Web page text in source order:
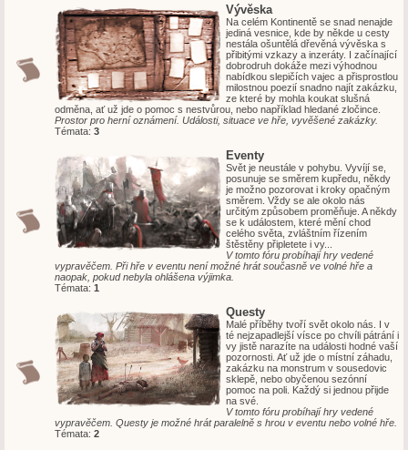
Vývěska
Na celém Kontinentě se snad nenajde
jediná vesnice, kde by někde u cesty
nestála ošuntělá dřevěná vývěska s
přibitými vzkazy a inzeráty. I začínající
dobrodruh dokáže mezi výhodnou
nabídkou slepičích vajec a přisprostlou
milostnou poezií snadno najít zakázku,
ze které by mohla koukat slušná
odměna, ať už jde o pomoc s nestvůrou, nebo například hledané zločince.
Prostor pro herní oznámení. Události, situace ve hře, vyvěšené zakázky.
Témata: 3
Eventy
Svět je neustále v pohybu. Vyvíjí se,
posunuje se směrem kupředu, někdy
je možno pozorovat i kroky opačným
směrem. Vždy se ale okolo nás
určitým způsobem proměňuje. A někdy
se k událostem, které mění chod
celého světa, zvláštním řízením
štěstěny připletete i vy...
V tomto fóru probíhají hry vedené
vypravěčem. Při hře v eventu není možné hrát současně ve volné hře a
naopak, pokud nebyla ohlášena výjimka.
Témata: 1
Questy
Malé příběhy tvoří svět okolo nás. I v
té nejzapadlejší vísce po chvíli pátrání i
vy jistě narazíte na události hodné vaší
pozornosti. Ať už jde o místní záhadu,
zakázku na monstrum v sousedovic
sklepě, nebo obyčenou sezónní
pomoc na poli. Každý si jednou přijde
na své.
V tomto fóru probíhají hry vedené
vypravěčem. Questy je možné hrát paralelně s hrou v eventu nebo volné hře.
Témata: 2